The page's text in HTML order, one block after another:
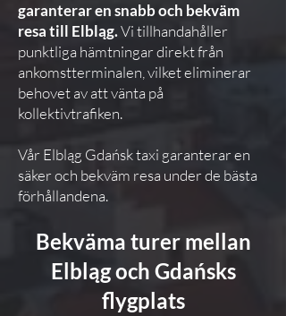
garanterar en snabb och bekväm
resa till Elbląg.Vi tillhandahåller
punktliga hämtningar direkt från
ankomstterminalen, vilket eliminerar
behovet av att vänta på
kollektivtrafiken.
Vår Elbląg Gdańsk taxi garanterar en
säker och bekväm resa under de bästa
förhållandena.
Bekväma turer mellan
Elbląg och Gdańsks
flygplats